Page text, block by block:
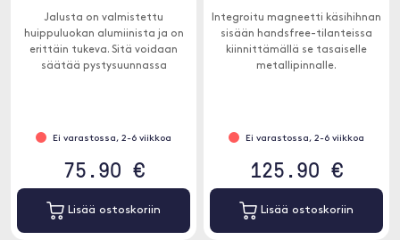
Jalusta on valmistettu
huippuluokan alumiinista ja on
erittäin tukeva. Sitä voidaan
säätää pystysuunnassa
mukavimman työasennon.
Ei varastossa, 2-6 viikkoa
75.90 €
Lisää ostoskoriin
Integroitu magneetti käsihihnan
sisään handsfree-tilanteissa
kiinnittämällä se tasaiselle
metallipinnalle.
Ei varastossa, 2-6 viikkoa
125.90 €
Lisää ostoskoriin